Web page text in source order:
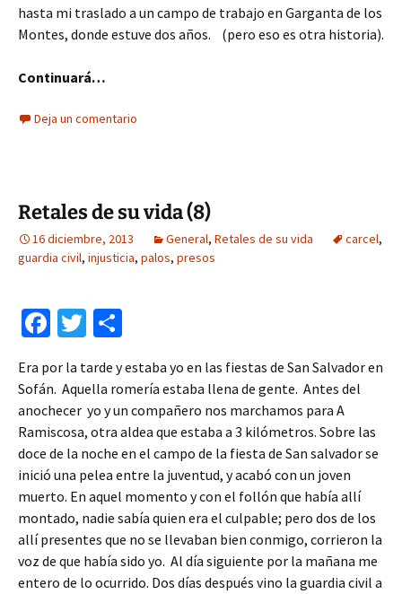
hasta mi traslado a un campo de trabajo en Garganta de los
Montes, donde estuve dos años. (pero eso es otra historia).
Continuará…
Deja un comentario
Retales de su vida (8)
16 diciembre, 2013 General, Retales de su vida carcel,
guardia civil, injusticia, palos, presos
Fa
b
o
o
k
T
tt
er
m
p
ar
tir
Era por la tarde y estaba yo en las fiestas de San Salvador en
Sofán. Aquella romería estaba llena de gente. Antes del
anochecer yo y un compañero nos marchamos para A
Ramiscosa, otra aldea que estaba a 3 kilómetros. Sobre las
doce de la noche en el campo de la fiesta de San salvador se
inició una pelea entre la juventud, y acabó con un joven
muerto. En aquel momento y con el follón que había allí
montado, nadie sabía quien era el culpable; pero dos de los
allí presentes que no se llevaban bien conmigo, corrieron la
voz de que había sido yo. Al día siguiente por la mañana me
entero de lo ocurrido. Dos días después vino la guardia civil a